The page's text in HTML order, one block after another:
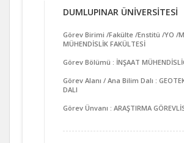
DUMLUPINAR ÜNİVERSİTESİ
Görev Birimi /Fakülte /Enstitü /YO /
MÜHENDİSLİK FAKÜLTESİ
Görev Bölümü : İNŞAAT
Görev Alanı / Ana Bilim Dalı :
DALI
Görev Ünvanı : ARAŞTIRMA